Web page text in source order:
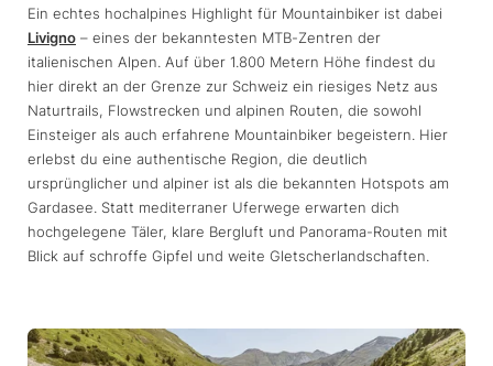
Ein echtes hochalpines Highlight für Mountainbiker ist dabei
Livigno – eines der bekanntesten MTB-Zentren der
italienischen Alpen. Auf über 1.800 Metern Höhe findest du
hier direkt an der Grenze zur Schweiz ein riesiges Netz aus
Naturtrails, Flowstrecken und alpinen Routen, die sowohl
Einsteiger als auch erfahrene Mountainbiker begeistern. Hier
erlebst du eine authentische Region, die deutlich
ursprünglicher und alpiner ist als die bekannten Hotspots am
Gardasee. Statt mediterraner Uferwege erwarten dich
hochgelegene Täler, klare Bergluft und Panorama-Routen mit
Blick auf schroffe Gipfel und weite Gletscherlandschaften.